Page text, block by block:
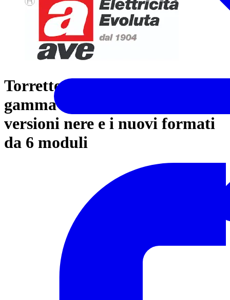
Torrette filo pavimento AVE: la
gamma si completa con le
versioni nere e i nuovi formati
da 6 moduli